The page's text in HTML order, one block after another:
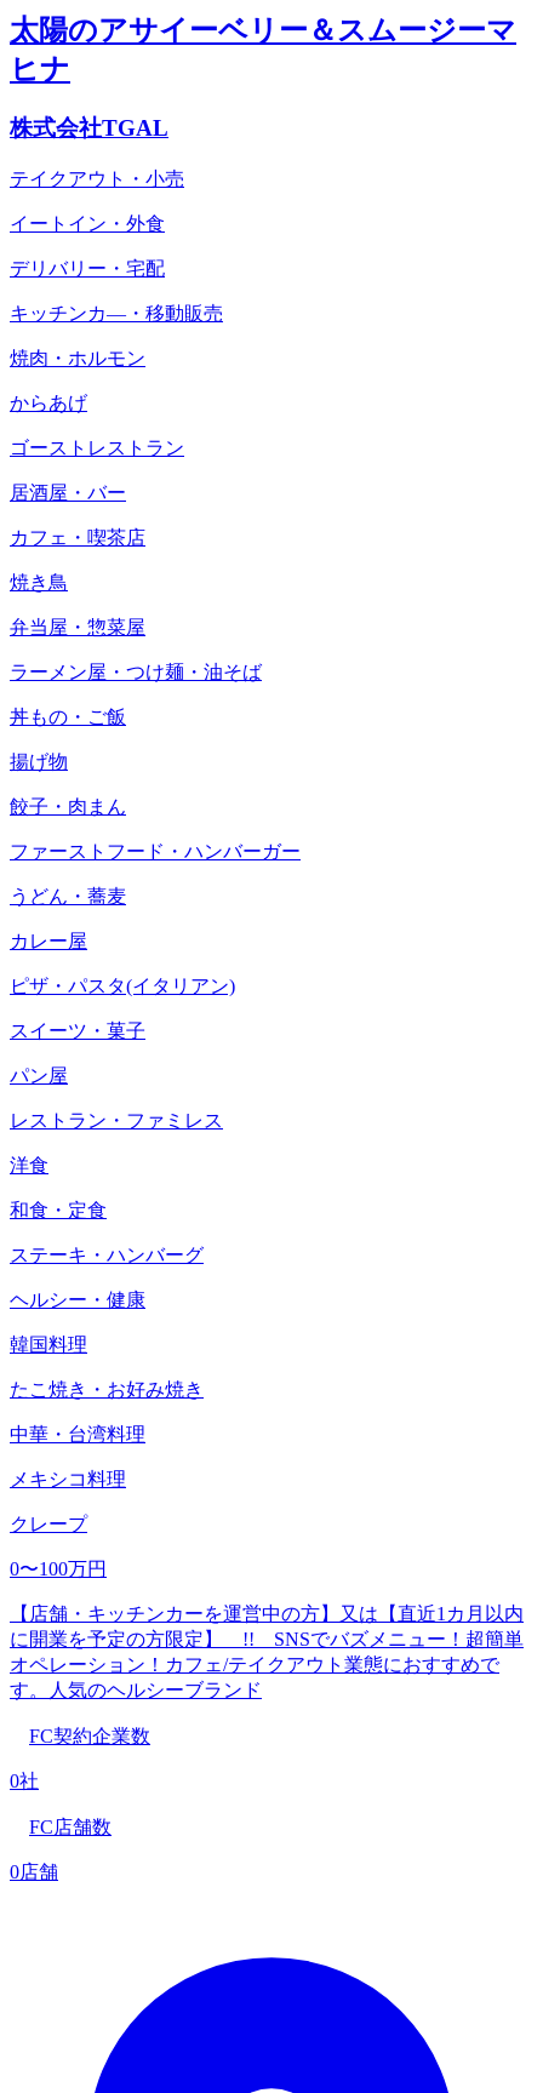
太陽のアサイーベリー＆スムージーマ
ヒナ
株式会社TGAL
テイクアウト・小売
イートイン・外食
デリバリー・宅配
キッチンカ―・移動販売
焼肉・ホルモン
からあげ
ゴーストレストラン
居酒屋・バー
カフェ・喫茶店
焼き鳥
弁当屋・惣菜屋
ラーメン屋・つけ麺・油そば
丼もの・ご飯
揚げ物
餃子・肉まん
ファーストフード・ハンバーガー
うどん・蕎麦
カレー屋
ピザ・パスタ(イタリアン)
スイーツ・菓子
パン屋
レストラン・ファミレス
洋食
和食・定食
ステーキ・ハンバーグ
ヘルシー・健康
韓国料理
たこ焼き・お好み焼き
中華・台湾料理
メキシコ料理
クレープ
0〜100万円
【店舗・キッチンカーを運営中の方】又は【直近1カ月以内
に開業を予定の方限定】 !! SNSでバズメニュー！超簡単
オペレーション！カフェ/テイクアウト業態におすすめで
す。人気のヘルシーブランド
FC契約企業数
0社
FC店舗数
0店舗